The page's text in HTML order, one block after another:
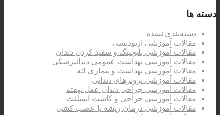
دسته ها
دسته‌بندی نشده
مقالات آموزشی ارتودنسی
مقالات آموزشی بلیچینگ و سفید کردن دندان
مقالات آموزشی بهداشت عمومی دندانپزشکی
مقالات آموزشی بهداشت و بیماری لثه
مقالات آموزشی پروتزهای دندانی
مقالات آموزشی جراحی دندان عقل نهفته
مقالات آموزشی جراحی و کاشت ایمپلنت
مقالات آموزشی درمان ریشه یا عصب کشی